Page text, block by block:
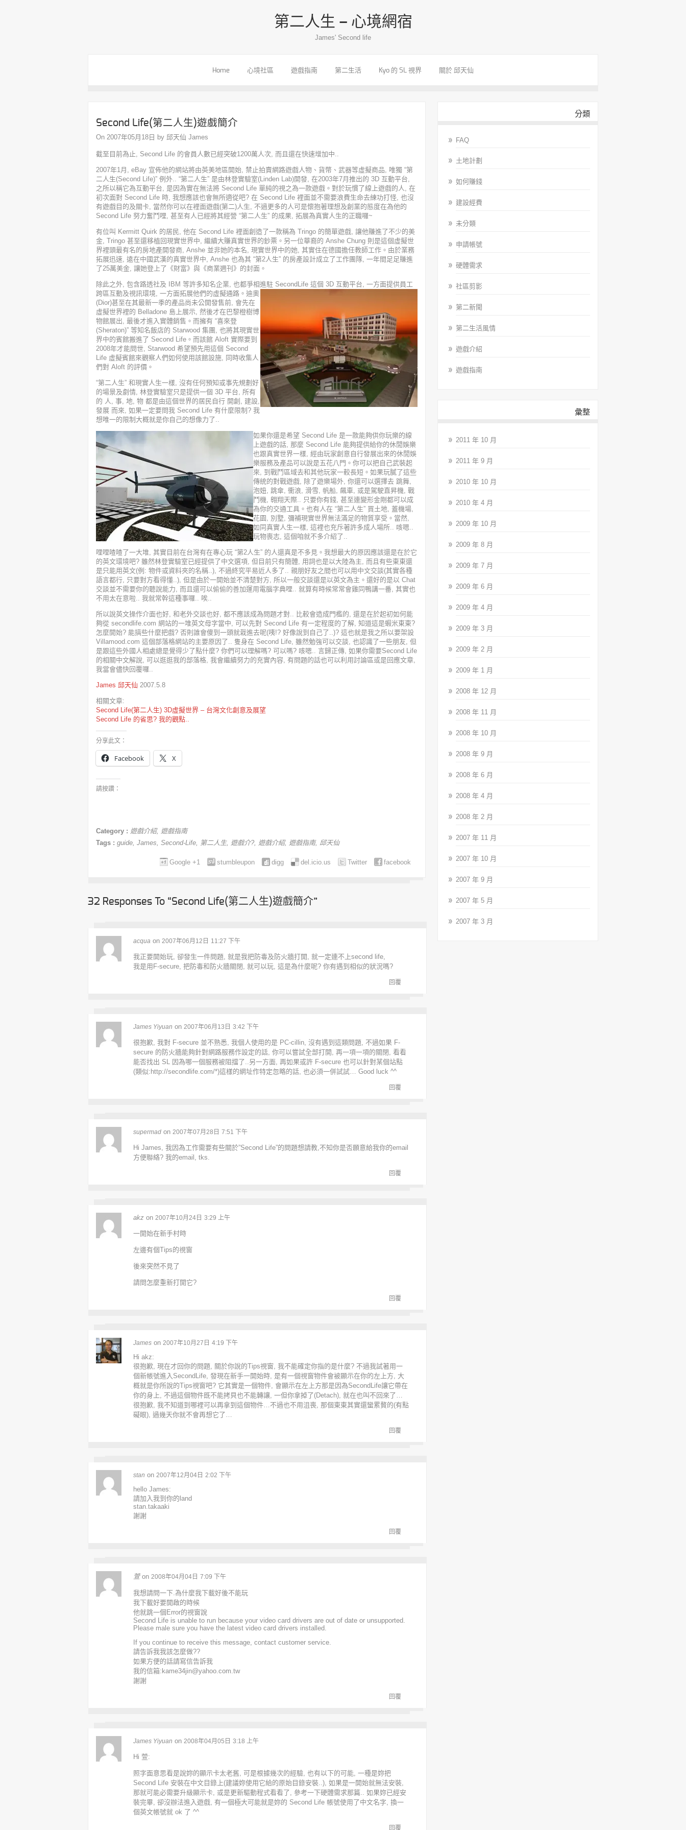
第二人生 – 心境網宿
James' Second life
Home 心境社區 遊戲指南 第二生活 Kyo 的 SL 視界 關於 邱天仙
Second Life(第二人生)遊戲簡介
On 2007年05月18日 by 邱天仙 James
截至目前為止, Second Life 的會員人數已經突破1200萬人次, 而且還在快速增加中..
2007年1月, eBay 宣佈他的網站將由英美地區開始, 禁止拍賣網路遊戲人物、貨幣、武器等虛擬商品, 唯獨 “第
二人生(Second Life)” 例外.. “第二人生” 是由林登實驗室(Linden Lab)開發, 在2003年7月推出的 3D 互動平台,
之所以稱它為互動平台, 是因為實在無法將 Second Life 單純的視之為一款遊戲。對於玩慣了線上遊戲的人, 在
初次面對 Second Life 時, 我想應該也會無所適從吧? 在 Second Life 裡面並不需要浪費生命去練功打怪, 也沒
有遊戲目的及關卡, 當然你可以在裡面遊戲(第二)人生, 不過更多的人可是懷抱著理想及創業的態度在為他的
Second Life 努力奮鬥哩, 甚至有人已經將其經營 “第二人生” 的成果, 拓展為真實人生的正職囉~
有位叫 Kermitt Quirk 的居民, 他在 Second Life 裡面創造了一款稱為 Tringo 的簡單遊戲, 讓他賺進了不少的美
金, Tringo 甚至還移植回現實世界中, 繼續大賺真實世界的鈔票。另一位華裔的 Anshe Chung 則是這個虛擬世
界裡頭最有名的房地產開發商, Anshe 並非她的本名, 現實世界中的她, 其實住在德國擔任教師工作。由於業務
拓展迅速, 遠在中國武漢的真實世界中, Anshe 也為其 “第2人生” 的房產設計成立了工作團隊, 一年間足足賺進
了25萬美金, 讓她登上了《財富》與《商業週刊》的封面。
除此之外, 包含路透社及 IBM 等許多知名企業, 也都爭相進駐 SecondLife 這個 3D 互動平台, 一方面提供員工
跨區互動及視訊環境, 一方面拓展他們的虛擬通路。迪奧
(Dior)甚至在其最新一季的產品尚未公開發售前, 會先在
虛擬世界裡的 Belladone 島上展示, 然後才在巴黎橙樹博
物館展出, 最後才進入實體銷售。而擁有 “喜來登
(Sheraton)” 等知名飯店的 Starwood 集團, 也將其現實世
界中的賓館搬進了 Second Life。而該館 Aloft 實際要到
2008年才能問世, Starwood 希望預先用這個 Second
Life 虛擬賓館來觀察人們如何使用該館設施, 同時收集人
們對 Aloft 的評價。
“第二人生” 和現實人生一樣, 沒有任何預知或事先規劃好
的場景及劇情, 林登實驗室只是提供一個 3D 平台, 所有
的 人, 事, 地, 物 都是由這個世界的居民自行 開創, 建設,
發展 而來, 如果一定要問我 Second Life 有什麼限制? 我
想唯一的限制大概就是你自己的想像力了..
如果你還是希望 Second Life 是一款能夠供你玩樂的線
上遊戲的話, 那麼 Second Life 能夠提供給你的休閒娛樂
也跟真實世界一樣, 經由玩家創意自行發展出來的休閒娛
樂服務及產品可以說是五花八門。你可以把自己武裝起
來, 到戰鬥區域去和其他玩家一較長短。如果玩膩了這些
傳統的對戰遊戲, 除了遊樂場外, 你還可以選擇去 跳舞,
泡妞, 跳傘, 衝浪, 滑雪, 帆船, 飆車, 或是駕駛直昇機, 戰
鬥機, 翱翔天際.. 只要你有錢, 甚至連變形金剛都可以成
為你的交通工具。也有人在 “第二人生” 買土地, 蓋機場,
花園, 別墅, 彌補現實世界無法滿足的物質享受。當然,
如同真實人生一樣, 這裡也充斥著許多成人場所.. 咳嗯..
玩物喪志, 這個咱就不多介紹了..
哩哩喳喳了一大堆, 其實目前在台灣有在專心玩 “第2人生” 的人還真是不多見。我想最大的原因應該還是在於它
的英文環境吧? 雖然林登實驗室已經提供了中文選項, 但目前只有簡體, 用詞也是以大陸為主, 而且有些東東還
是只能用英文(例: 物件或資料夾的名稱..), 不過終究平易近人多了.. 親朋好友之間也可以用中文交談(其實各種
語言都行, 只要對方看得懂..), 但是由於一開始並不清楚對方, 所以一般交談還是以英文為主。還好的是以 Chat
交談並不需要你的聽說能力, 而且還可以偷偷的善加運用電腦字典哩.. 就算有時候常常會雞同鴨講一番, 其實也
不用太在意啦.. 我就常幹這種事囉.. 唉..
所以說英文操作介面也好, 和老外交談也好, 都不應該成為問題才對.. 比較會造成門檻的, 還是在於起初如何能
夠從 secondlife.com 網站的一堆英文母字當中, 可以先對 Second Life 有一定程度的了解, 知道這是蝦米東東?
怎麼開始? 能搞些什麼把戲? 否則誰會傻到一頭就栽進去呢(咦!? 好像說到自己了..)? 這也就是我之所以要架設
Villamood.com 這個部落格網站的主要原因了.. 隻身在 Second Life, 雖然勉強可以交談, 也認識了一些朋友, 但
是跟這些外國人相處總是覺得少了點什麼? 你們可以理解嗎? 可以嗎? 咳嗯.. 言歸正傳, 如果你需要Second Life
的相關中文解說, 可以逛逛我的部落格, 我會繼續努力的充實內容, 有問題的話也可以利用討論區或是回應文章,
我當會儘快回覆囉..
James 邱天仙 2007.5.8
相關文章:
Second Life(第二人生) 3D虛擬世界 – 台灣文化創意及展望
Second Life 的省思? 我的觀點..
分享此文：
Facebook X
請按讚：
Category : 遊戲介紹, 遊戲指南
Tags : guide James Second-Life 第二人生, 遊戲介? 遊戲介紹, 遊戲指南, 邱天仙
facebook
Twitter
del.icio.us
digg
stumbleupon
Google +1
32 Responses To “Second Life(第二人生)遊戲簡介”
acqua on 2007年06月12日 11:27 下午
我正要開始玩, 卻發生一件問題, 就是我把防毒及防火牆打開, 就一定連不上second life,
我是用F-secure, 把防毒和防火牆關閉, 就可以玩, 這是為什麼呢? 你有遇到相似的狀況嗎?
回覆
James Yiyuan on 2007年06月13日 3:42 下午
很抱歉, 我對 F-secure 並不熟悉, 我個人使用的是 PC-cillin, 沒有遇到這類問題, 不過如果 F-
secure 的防火牆能夠針對網路服務作設定的話, 你可以嘗試全部打開, 再一項一項的關閉, 看看
能否找出 SL 因為哪一個服務被阻擋了..另一方面, 再如果或許 F-secure 也可以針對某個站點
(類似:http://secondlife.com/*)這樣的網址作特定忽略的話, 也必須一併試試… Good luck ^^
回覆
supermad on 2007年07月28日 7:51 下午
Hi James, 我因為工作需要有些關於”Second Life”的問題想請教,不知你是否願意給我你的email
方便聯絡? 我的email, tks.
回覆
akz on 2007年10月24日 3:29 上午
一開始在新手村時
左邊有個Tips的視窗
後來突然不見了
請問怎麼重新打開它?
回覆
James on 2007年10月27日 4:19 下午
Hi akz:
很抱歉, 現在才回你的問題, 關於你說的Tips視窗, 我不能確定你指的是什麼? 不過我試著用一
個新帳號進入SecondLife, 發現在新手一開始時, 是有一個視窗物件會被顯示在你的左上方, 大
概就是你所說的Tips視窗吧? 它其實是一個物件, 會顯示在左上方那是因為SecondLife讓它帶在
你的身上, 不過這個物件既不能拷貝也不能轉讓, 一但你拿掉了(Detach), 就在也叫不回來了…
很抱歉, 我不知道到哪裡可以再拿到這個物件…不過也不用沮喪, 那個東東其實還蠻累贅的(有點
礙眼), 過幾天你就不會再想它了…
回覆
stan on 2007年12月04日 2:02 下午
hello James:
請加入我到你的land
stan.takaaki
謝謝
回覆
萱on 2008年04月04日 7:09 下午
我想請問一下.為什麼我下載好後不能玩
我下載好要開啟的時候
他就跳一個Error的視窗說
Second Life is unable to run because your video card drivers are out of date or unsupported.
Please male sure you have the latest video card drivers installed.
If you continue to receive this message, contact customer service.
請告訴我我該怎麼做??
如果方便的話請寫信告訴我
我的信箱:kame34jin@yahoo.com.tw
謝謝
回覆
James Yiyuan on 2008年04月05日 3:18 上午
Hi 萱:
照字面意思看是說妳的顯示卡太老舊, 可是根據幾次的經驗, 也有以下的可能, 一種是妳把
Second Life 安裝在中文目錄上(建議妳使用它給的原始目錄安裝..), 如果是一開始就無法安裝,
那就可能必需要升級顯示卡, 或是更新驅動程式看看了, 參考一下硬體需求那篇.. 如果妳已經安
裝完畢, 卻沒辦法進入遊戲, 有一個極大可能就是妳的 Second Life 帳號使用了中文名字, 換一
個英文帳號就 ok 了 ^^
回覆
分類
FAQ
土地計劃
如何賺錢
建設經費
未分類
申請帳號
硬體需求
社區剪影
第二新聞
第二生活風情
遊戲介紹
遊戲指南
彙整
2011 年 10 月
2011 年 9 月
2010 年 10 月
2010 年 4 月
2009 年 10 月
2009 年 8 月
2009 年 7 月
2009 年 6 月
2009 年 4 月
2009 年 3 月
2009 年 2 月
2009 年 1 月
2008 年 12 月
2008 年 11 月
2008 年 10 月
2008 年 9 月
2008 年 6 月
2008 年 4 月
2008 年 2 月
2007 年 11 月
2007 年 10 月
2007 年 9 月
2007 年 5 月
2007 年 3 月